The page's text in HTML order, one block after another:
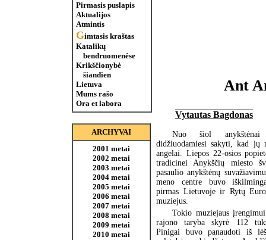
Pirmasis puslapis
Aktualijos
Atmintis
Gimtasis kraštas
Katalikų
bendruomenėse
Krikščionybė
šiandien
Lietuva
Mums rašo
Ora et labora
ARCHYVAI
2001 metai
2002 metai
2003 metai
2004 metai
2005 metai
2006 metai
2007 metai
2008 metai
2009 metai
2010 metai
Ant
Vytautas Bagdonas
Nuo šiol
didžiuodamiesi sakyti, kad jų
angelai. Liepos 22-osios
tradicinei Anykščių miesto
pasaulio anykštėnų
meno centre buvo
pirmas Lietuvoje ir Rytų
muziejus.
Tokio muziejaus
rajono taryba skyrė 112
Pinigai buvo panaudoti iš